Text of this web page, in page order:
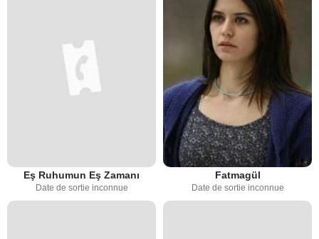
Eş Ruhumun Eş Zamanı
Date de sortie inconnue
Fatmagül
Date de sortie inconnue